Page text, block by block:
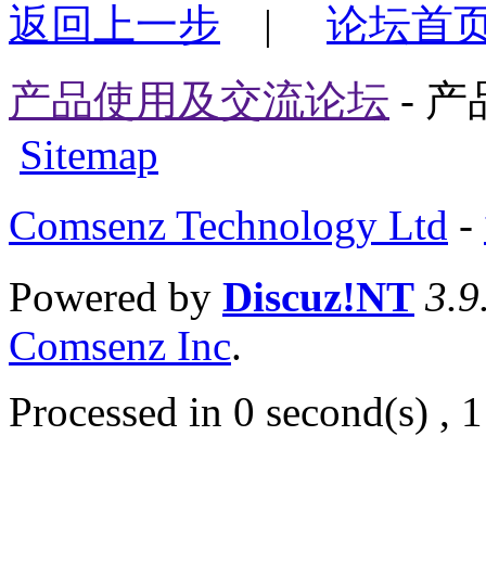
返回上一步 | 论坛首
产品使用及交流论坛 - 产
Sitemap
Comsenz Technology Ltd -
Powered by Discuz!NT
Comsenz Inc.
Processed in 0 second(s) ,